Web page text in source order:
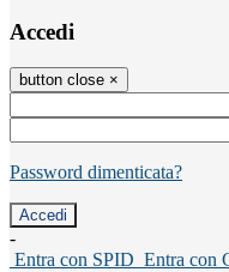
Accedi
button close ×
Password dimenticata?
-
Entra con SPID Entra con